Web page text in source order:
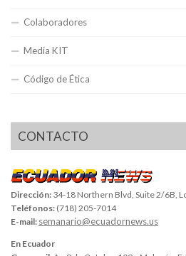
Colaboradores
Media KIT
Código de Ética
CONTACTO
Dirección: 34-18 Northern Blvd, Suite 2/6B,
Teléfonos: (718) 205-7014
E-mail: semanario@ecuadornews.us
En Ecuador